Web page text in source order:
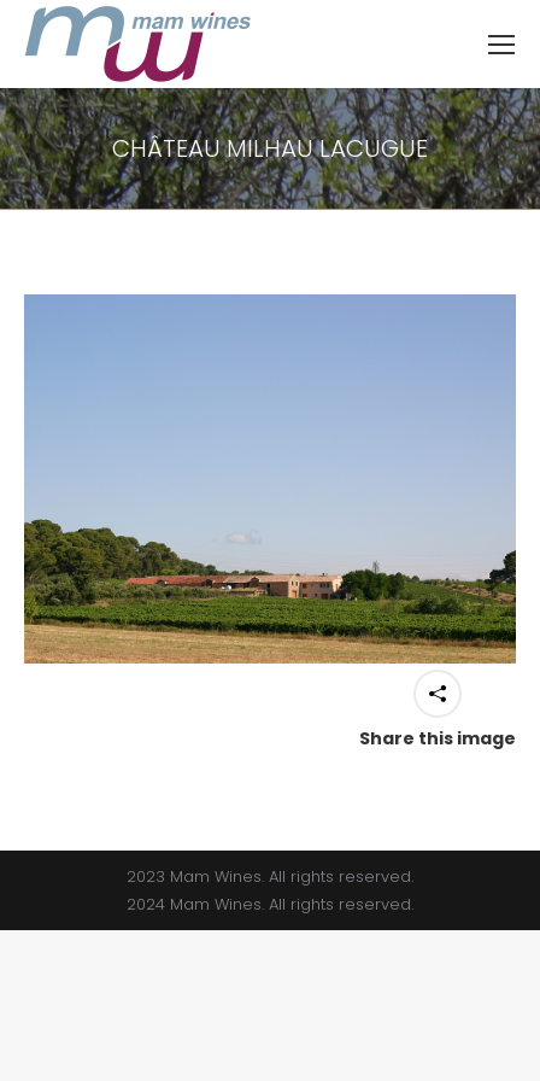
CHÂTEAU MILHAU LACUGUE
Vous êtes ici :
Share this image
2023 Mam Wines. All rights reserved.
2024 Mam Wines. All rights reserved.